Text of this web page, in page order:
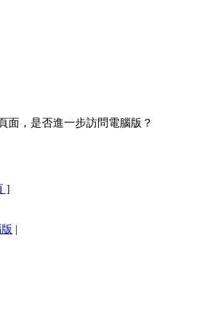
面，是否進一步訪問電腦版？
]
|